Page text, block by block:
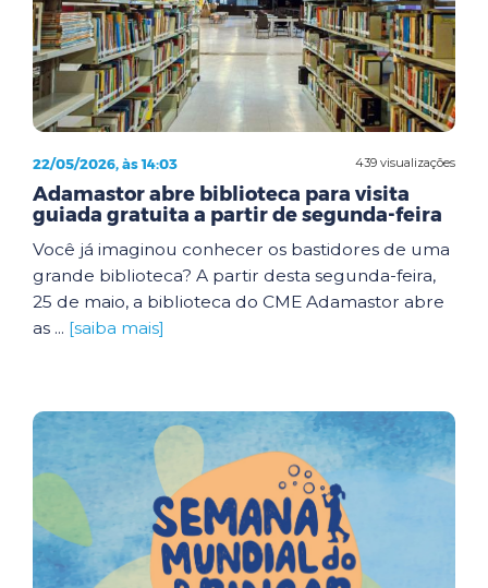
439 visualizações
22/05/2026, às 14:03
Adamastor abre biblioteca para visita
guiada gratuita a partir de segunda-feira
Você já imaginou conhecer os bastidores de uma
grande biblioteca? A partir desta segunda-feira,
25 de maio, a biblioteca do CME Adamastor abre
as ... [saiba mais]